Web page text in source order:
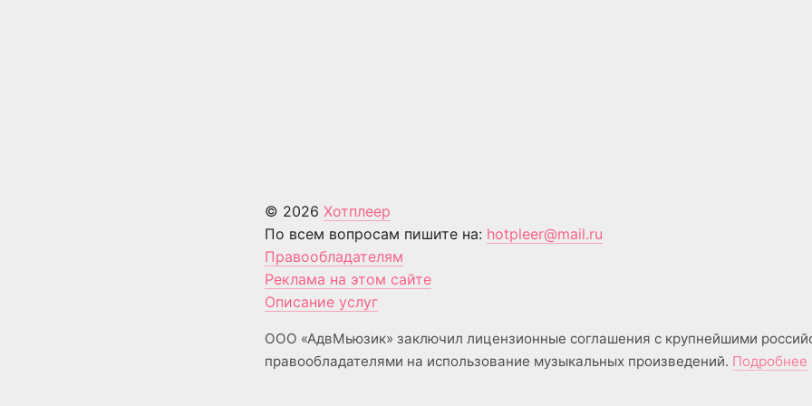
© 2026 Хотплеер
По всем вопросам пишите на: hotpleer@mail.ru
Правообладателям
Реклама на этом сайте
Описание услуг
ООО «АдвМьюзик» заключил лицензионные соглашения с крупнейшими
правообладателями на использование музыкальных произведений. Подробнее